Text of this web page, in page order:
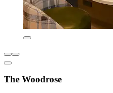
The Woodrose